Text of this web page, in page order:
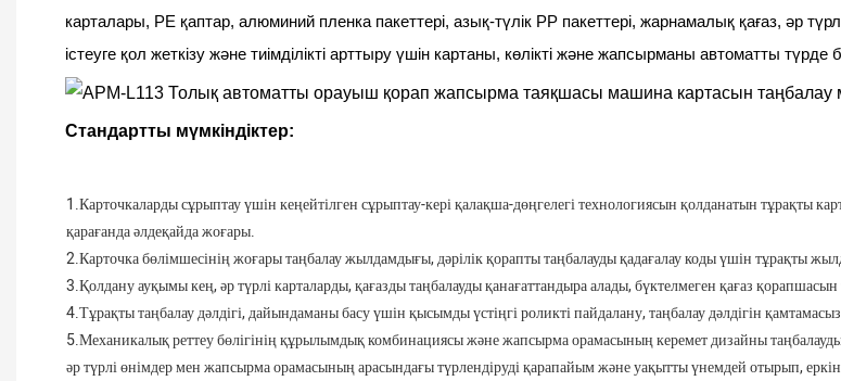
карталары, PE қаптар, алюминий пленка пакеттері, азық-түлік PP пакеттері, жарнамалық қағаз, әр
істеуге қол жеткізу және тиімділікті арттыру үшін картаны, көлікті және жапсырманы автоматты
Стандартты мүмкіндіктер:
1.Карточкаларды сұрыптау үшін кеңейтілген сұрыптау-кері қалақша-дөңгелегі технологиясын қолданатын тұрақты
қарағанда әлдеқайда жоғары.
2.Карточка бөлімшесінің жоғары таңбалау жылдамдығы, дәрілік қорапты таңбалауды қадағалау коды үшін тұрақты
3.Қолдану ауқымы кең, әр түрлі карталарды, қағазды таңбалауды қанағаттандыра алады, бүктелмеген қағаз
4.Тұрақты таңбалау дәлдігі, дайындаманы басу үшін қысымды үстіңгі роликті пайдалану, таңбалау дәлдігін
5.Механикалық реттеу бөлігінің құрылымдық комбинациясы және жапсырма орамасының керемет дизайны
әр түрлі өнімдер мен жапсырма орамасының арасындағы түрлендіруді қарапайым және уақытты үнемдей отырып,